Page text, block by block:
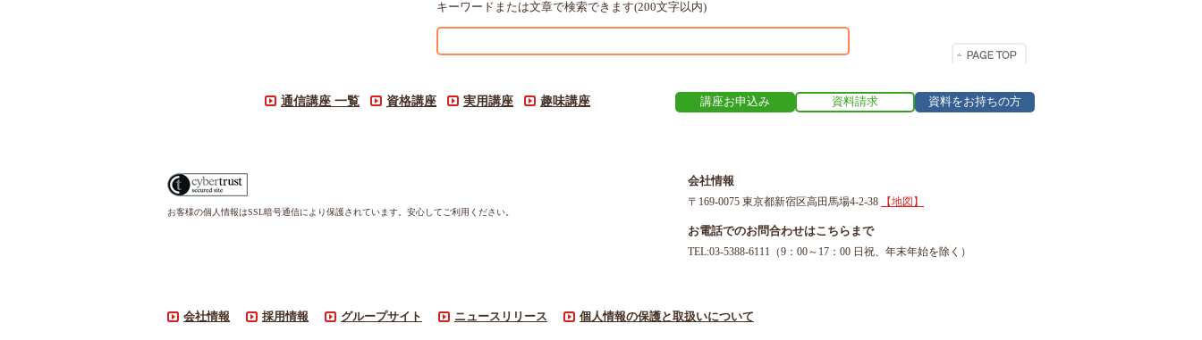
キーワードまたは文章で検索できます(200文字以内)
通信講座 一覧 資格講座 実用講座 趣味講座 講座お申込み 資料請求 資料をお持ちの方
お客様の個人情報はSSL暗号通信により保護されています。安心してご利用ください。
会社情報
〒169-0075 東京都新宿区高田馬場4-2-38 【地図】
お電話でのお問合わせはこちらまで
TEL:03-5388-6111（9：00～17：00 日祝、年末年始を除く）
会社情報 採用情報 グループサイト ニュースリリース 個人情報の保護と取扱いについて